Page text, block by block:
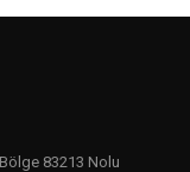
83213 Nolu